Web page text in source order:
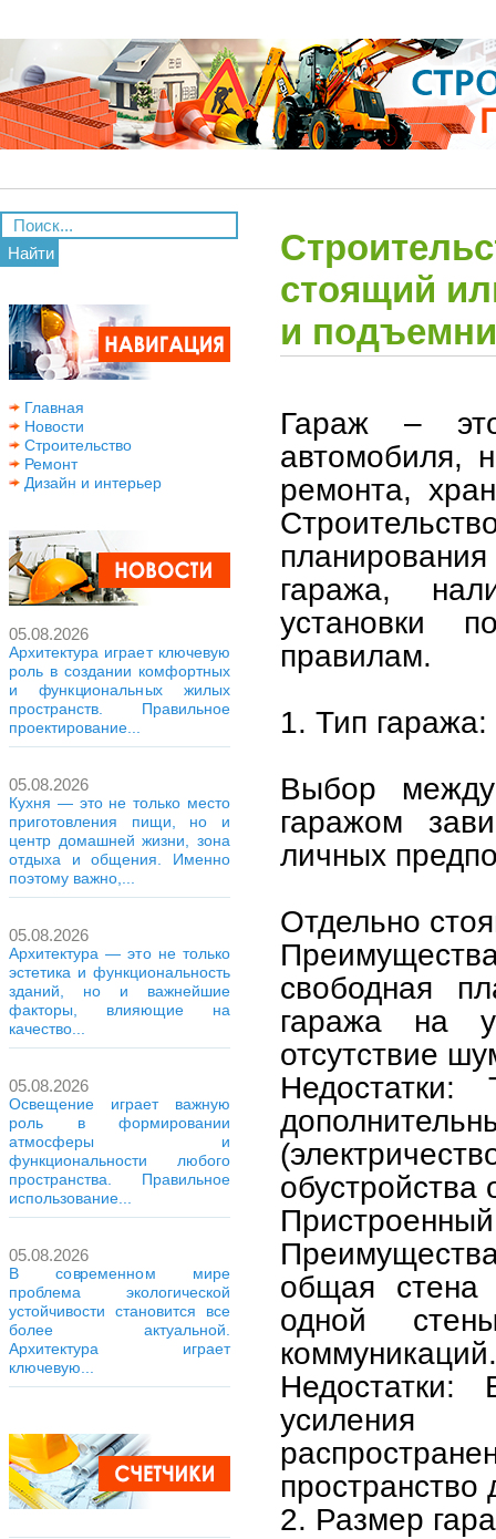
Найти
Главная
Новости
Строительство
Ремонт
Дизайн и интерьер
05.08.2026
Архитектура играет ключевую
роль в создании комфортных
и функциональных жилых
пространств. Правильное
проектирование...
05.08.2026
Кухня — это не только место
приготовления пищи, но и
центр домашней жизни, зона
отдыха и общения. Именно
поэтому важно,...
05.08.2026
Архитектура — это не только
эстетика и функциональность
зданий, но и важнейшие
факторы, влияющие на
качество...
05.08.2026
Освещение играет важную
роль в формировании
атмосферы и
функциональности любого
пространства. Правильное
использование...
05.08.2026
В современном мире
проблема экологической
устойчивости становится все
более актуальной.
Архитектура играет
ключевую...
стоящий
и
Гараж –
автомобиля,
ремонта,
гаража,
установки
правилам.
1. Тип
Выбор
гаражом
личных
Отдельно
свободная
гаража на
отсутствие
обустройства
общая стена
одной
коммуникаций.
Недостатки:
усиления
2. Размер